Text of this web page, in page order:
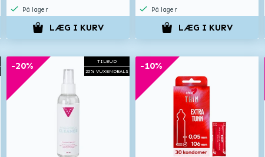
På lager
LÆG I KURV
På lager
LÆG I KURV
TILBUD
20% VUXENDEALS
-20% -10%